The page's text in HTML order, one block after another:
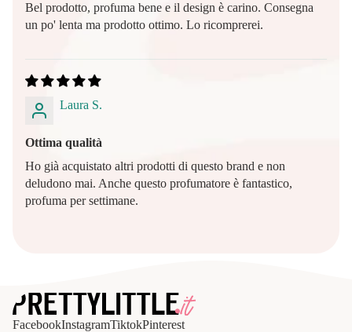
Bel prodotto, profuma bene e il design è carino. Consegna
un po' lenta ma prodotto ottimo. Lo ricomprerei.
Laura S.
Ottima qualità
Ho già acquistato altri prodotti di questo brand e non
deludono mai. Anche questo profumatore è fantastico,
profuma per settimane.
FacebookInstagramTiktokPinterest